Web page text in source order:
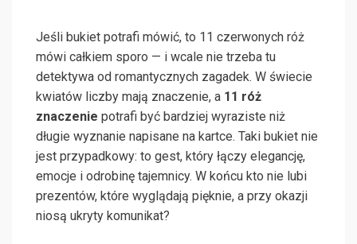
Jeśli bukiet potrafi mówić, to 11 czerwonych róż
mówi całkiem sporo — i wcale nie trzeba tu
detektywa od romantycznych zagadek. W świecie
kwiatów liczby mają znaczenie, a 11 róż
znaczenie potrafi być bardziej wyraziste niż
długie wyznanie napisane na kartce. Taki bukiet nie
jest przypadkowy: to gest, który łączy elegancję,
emocje i odrobinę tajemnicy. W końcu kto nie lubi
prezentów, które wyglądają pięknie, a przy okazji
niosą ukryty komunikat?